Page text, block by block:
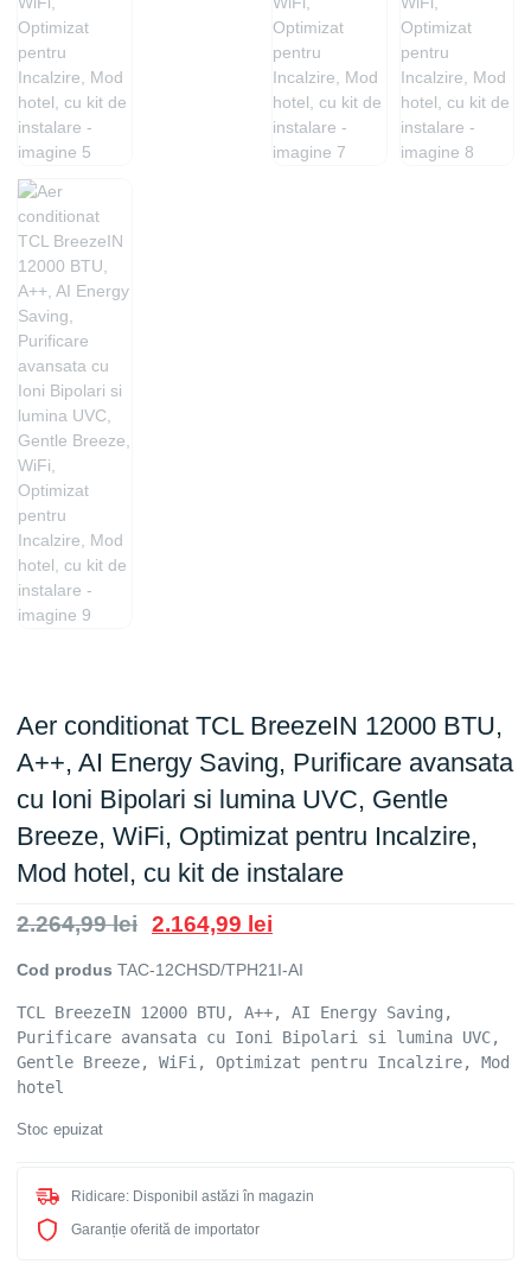
Aer conditionat TCL BreezeIN 12000 BTU,
A++, AI Energy Saving, Purificare avansata
cu Ioni Bipolari si lumina UVC, Gentle
Breeze, WiFi, Optimizat pentru Incalzire,
Mod hotel, cu kit de instalare
2.264,99lei 2.164,99 lei
Cod produs TAC-12CHSD/TPH21I-AI
TCL BreezeIN 12000 BTU, A++, AI Energy Saving,
Purificare avansata cu Ioni Bipolari si lumina UVC,
Gentle Breeze, WiFi, Optimizat pentru Incalzire, Mod
hotel
Stoc epuizat
Ridicare: Disponibil astăzi în magazin
Garanție oferită de importator